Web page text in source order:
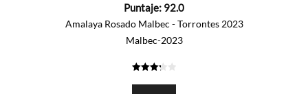
de
Puntaje: 92.0
Amalaya Rosado Malbec - Torrontes 2023
Malbec-2023
de 5